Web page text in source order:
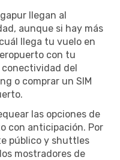
llegan al
aunque si hay más
llega tu vuelo en
con tu
conectividad del
o comprar un SIM
las opciones de
con anticipación. Por
público y shuttles
mostradores de